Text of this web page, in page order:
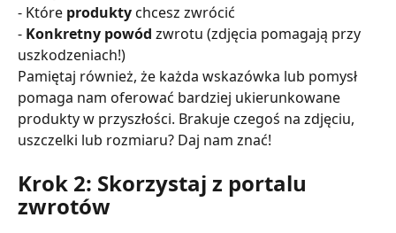
- Które produkty chcesz zwrócić
- Konkretny powód zwrotu (zdjęcia pomagają przy
uszkodzeniach!)
Pamiętaj również, że każda wskazówka lub pomysł
pomaga nam oferować bardziej ukierunkowane
produkty w przyszłości. Brakuje czegoś na zdjęciu,
uszczelki lub rozmiaru? Daj nam znać!
Krok 2: Skorzystaj z portalu
zwrotów